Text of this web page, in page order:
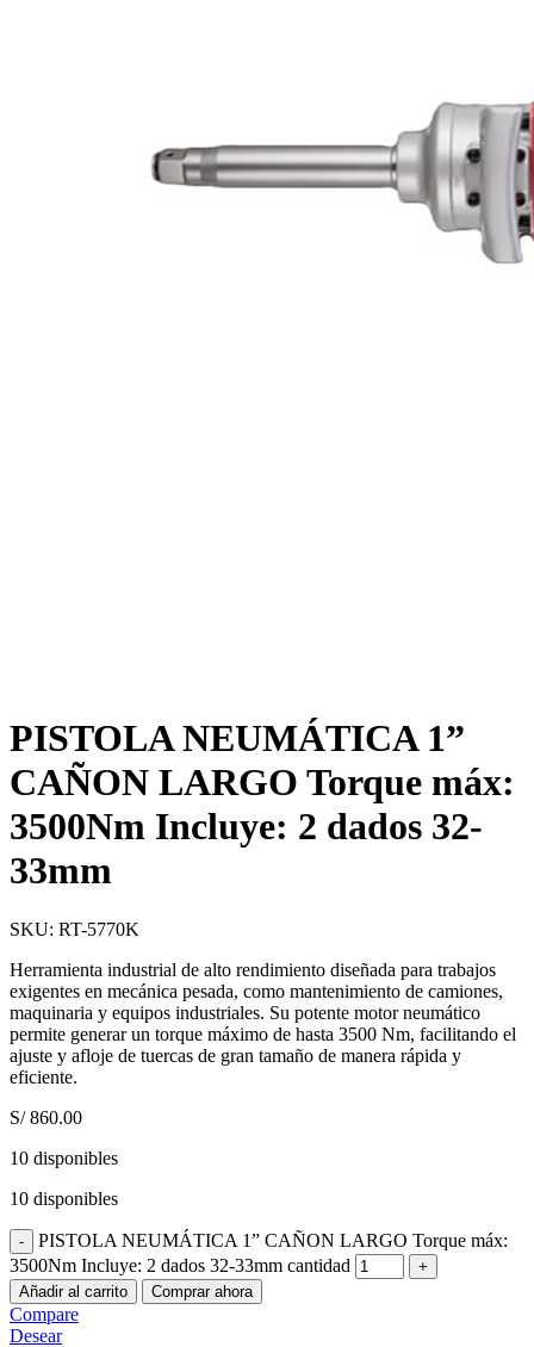
PISTOLA NEUMÁTICA 1”
CAÑON LARGO Torque máx:
3500Nm Incluye: 2 dados 32-
33mm
SKU: RT-5770K
Herramienta industrial de alto rendimiento diseñada para trabajos
exigentes en mecánica pesada, como mantenimiento de camiones,
maquinaria y equipos industriales. Su potente motor neumático
permite generar un torque máximo de hasta 3500 Nm, facilitando el
ajuste y afloje de tuercas de gran tamaño de manera rápida y
eficiente.
S/860.00
10 disponibles
10 disponibles
PISTOLA NEUMÁTICA 1” CAÑON LARGO Torque máx:
3500Nm Incluye: 2 dados 32-33mm cantidad
Añadir al carrito Comprar ahora
Compare
Desear